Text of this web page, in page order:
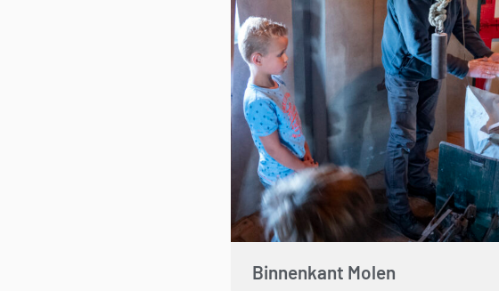
Binnenkant Molen